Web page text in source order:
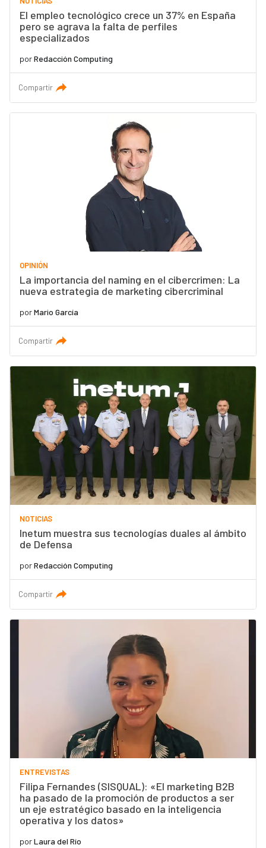
El empleo tecnológico crece un 37% en España
pero se agrava la falta de perfiles
especializados
porRedacción Computing
Compartir
OPINIÓN
La importancia del naming en el cibercrimen: La
nueva estrategia de marketing cibercriminal
porMario García
Compartir
NOTICIAS
Inetum muestra sus tecnologías duales al ámbito
de Defensa
porRedacción Computing
Compartir
ENTREVISTAS
Filipa Fernandes (SISQUAL): «El marketing B2B
ha pasado de la promoción de productos a ser
un eje estratégico basado en la inteligencia
operativa y los datos»
porLaura del Río